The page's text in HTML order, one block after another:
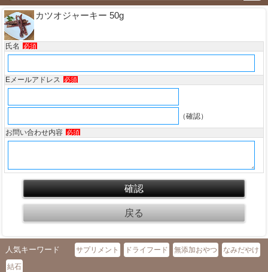
カツオジャーキー 50g
氏名 必須
Eメールアドレス 必須
（確認）
お問い合わせ内容 必須
人気キーワード サプリメント ドライフード 無添加おやつ
なみだやけ
結石